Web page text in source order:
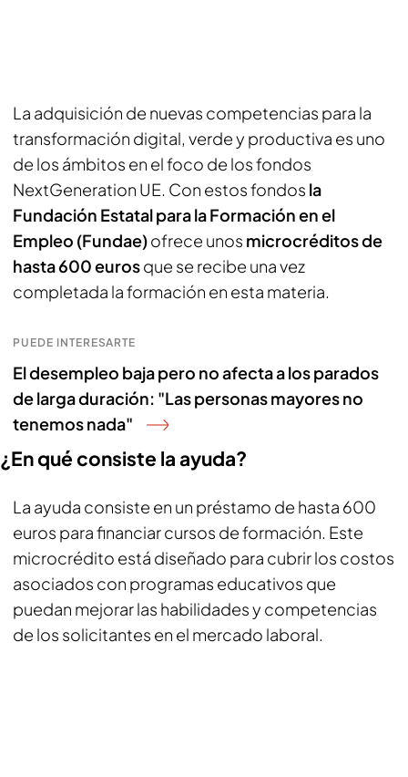
La adquisición de nuevas competencias para la
transformación digital, verde y productiva es uno
de los ámbitos en el foco de los fondos
NextGeneration UE. Con estos fondos la
Fundación Estatal para la Formación en el
Empleo (Fundae)ofrece unos microcréditos de
hasta 600 eurosque se recibe una vez
completada la formación en esta materia.
PUEDE INTERESARTE
El desempleo baja pero no afecta a los parados
de larga duración: "Las personas mayores no
tenemos nada"
¿En qué consiste la ayuda?
La ayuda consiste en un préstamo de hasta 600
euros para financiar cursos de formación. Este
microcrédito está diseñado para cubrir los costos
asociados con programas educativos que
puedan mejorar las habilidades y competencias
de los solicitantes en el mercado laboral.